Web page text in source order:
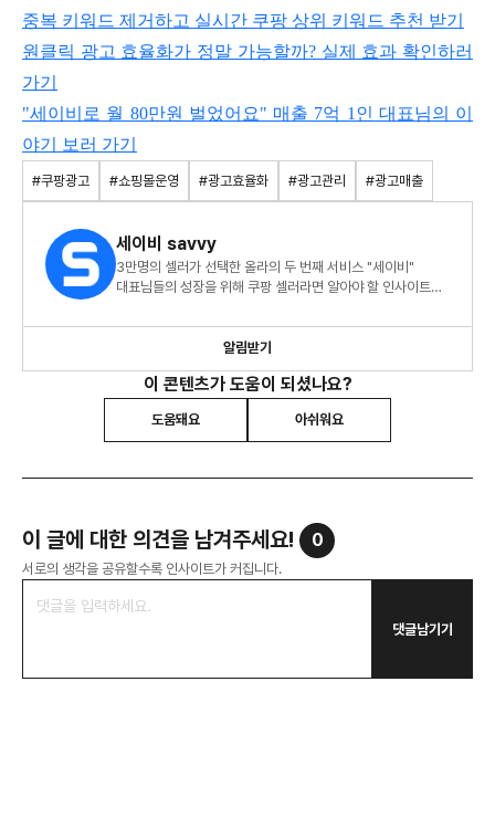
중복 키워드 제거하고 실시간 쿠팡 상위 키워드 추천 받기
원클릭 광고 효율화가 정말 가능할까? 실제 효과 확인하러
가기
"세이비로 월 80만원 벌었어요" 매출 7억 1인 대표님의 이
야기 보러 가기
#쿠팡광고 #쇼핑몰운영 #광고효율화 #광고관리 #광고매출
세이비 savvy
3만명의 셀러가 선택한 올라의 두 번째 서비스 "세이비"
대표님들의 성장을 위해 쿠팡 셀러라면 알아야 할 인사이트를
알림받기
이 콘텐츠가 도움이 되셨나요?
도움돼요 아쉬워요
이 글에 대한 의견을 남겨주세요! 0
서로의 생각을 공유할수록 인사이트가 커집니다.
댓글남기기